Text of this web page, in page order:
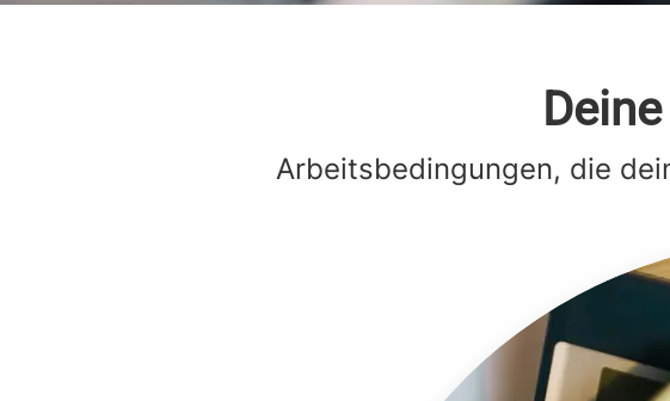
Arbeitsbedingungen, die